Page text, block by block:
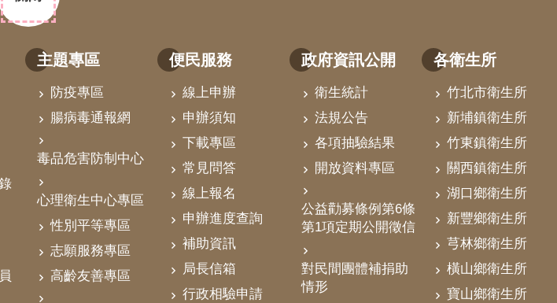
主題專區
防疫專區
腸病毒通報網
毒品危害防制中心
心理衛生中心專區
性別平等專區
志願服務專區
高齡友善專區
便民服務
線上申辦
申辦須知
下載專區
常見問答
線上報名
申辦進度查詢
補助資訊
局長信箱
行政相驗申請
政府資訊公開
衛生統計
法規公告
各項抽驗結果
開放資料專區
公益勸募條例第6條
第1項定期公開徵信
對民間團體補捐助
情形
各衛生所
竹北市衛生所
新埔鎮衛生所
竹東鎮衛生所
關西鎮衛生所
湖口鄉衛生所
新豐鄉衛生所
芎林鄉衛生所
橫山鄉衛生所
寶山鄉衛生所